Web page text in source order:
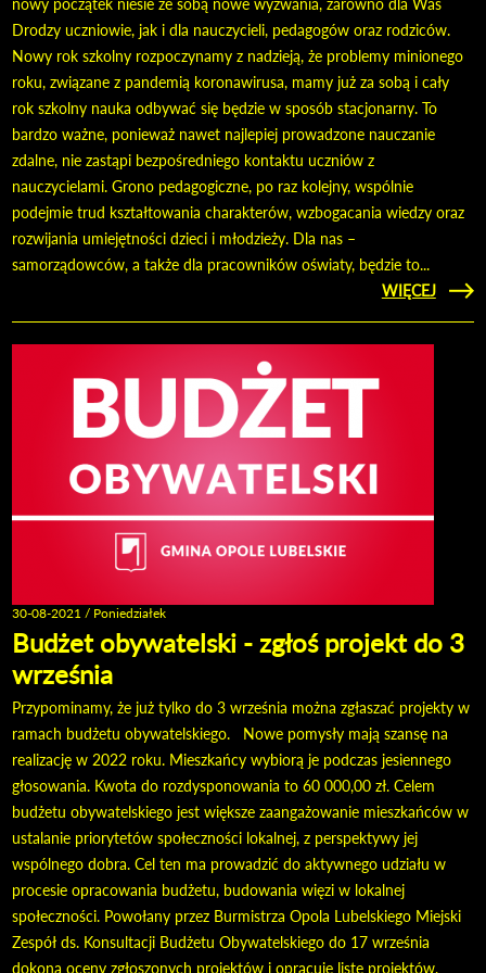
Drodzy uczniowie, jak i dla nauczycieli, pedagogów oraz rodziców.
Nowy rok szkolny rozpoczynamy z nadzieją, że problemy minionego
roku, związane z pandemią koronawirusa, mamy już za sobą i cały
rok szkolny nauka odbywać się będzie w sposób stacjonarny. To
bardzo ważne, ponieważ nawet najlepiej prowadzone nauczanie
zdalne, nie zastąpi bezpośredniego kontaktu uczniów z
nauczycielami. Grono pedagogiczne, po raz kolejny, wspólnie
podejmie trud kształtowania charakterów, wzbogacania wiedzy oraz
rozwijania umiejętności dzieci i młodzieży. Dla nas –
samorządowców, a także dla pracowników oświaty, będzie to...
CZYTAJ
WIĘCEJ
Z
30-08-2021 / Poniedziałek
Budżet obywatelski - zgłoś projekt do 3
września
Przypominamy, że już tylko do 3 września można zgłaszać projekty w
ramach budżetu obywatelskiego. Nowe pomysły mają szansę na
realizację w 2022 roku. Mieszkańcy wybiorą je podczas jesiennego
głosowania. Kwota do rozdysponowania to 60 000,00 zł. Celem
budżetu obywatelskiego jest większe zaangażowanie mieszkańców w
ustalanie priorytetów społeczności lokalnej, z perspektywy jej
wspólnego dobra. Cel ten ma prowadzić do aktywnego udziału w
procesie opracowania budżetu, budowania więzi w lokalnej
społeczności. Powołany przez Burmistrza Opola Lubelskiego Miejski
Zespół ds. Konsultacji Budżetu Obywatelskiego do 17 września
dokona oceny zgłoszonych projektów i opracuje listę projektów,